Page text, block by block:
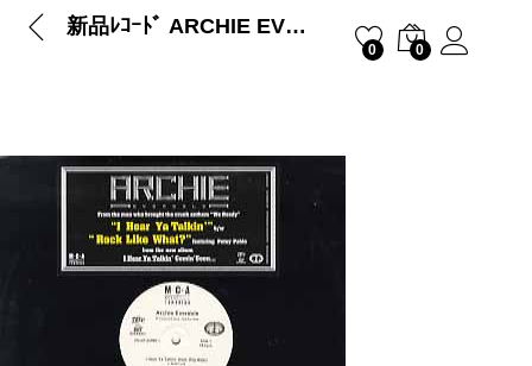
新品ﾚｺｰﾄﾞ ARCHIE EVERSOLE – I HEAR YA TALKIN’ / ROCK LIKE WHAT?
0 0